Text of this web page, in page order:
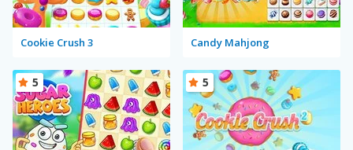
Cookie Crush 3 Candy Mahjong
5 5